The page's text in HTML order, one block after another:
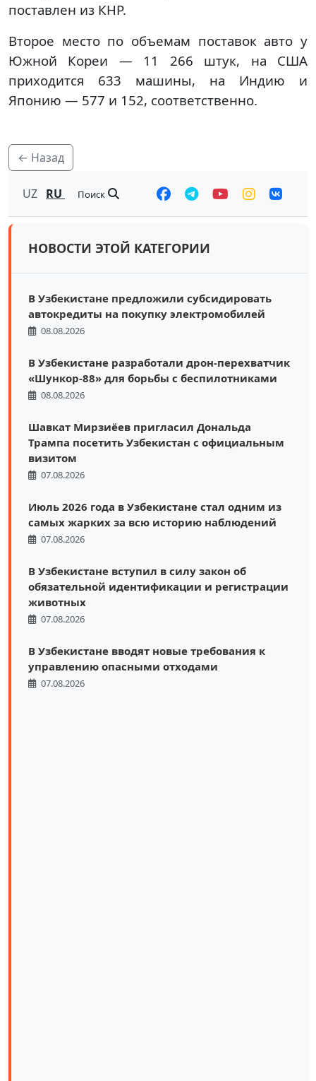
поставлен из КНР.
Второе место по объемам поставок авто у
Южной Кореи — 11 266 штук, на США
приходится 633 машины, на Индию и
Японию — 577 и 152, соответственно.
← Назад
UZ RU Поиск
НОВОСТИ ЭТОЙ КАТЕГОРИИ
В Узбекистане предложили субсидировать
автокредиты на покупку электромобилей
08.08.2026
В Узбекистане разработали дрон-перехватчик
«Шункор-88» для борьбы с беспилотниками
08.08.2026
Шавкат Мирзиёев пригласил Дональда
Трампа посетить Узбекистан с официальным
визитом
07.08.2026
Июль 2026 года в Узбекистане стал одним из
самых жарких за всю историю наблюдений
07.08.2026
В Узбекистане вступил в силу закон об
обязательной идентификации и регистрации
животных
07.08.2026
В Узбекистане вводят новые требования к
управлению опасными отходами
07.08.2026